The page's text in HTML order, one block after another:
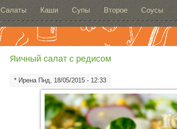
Салаты Каши Супы Второе Соусы
Яичный салат с редисом
* ИренаПнд, 18/05/2015 - 12:33